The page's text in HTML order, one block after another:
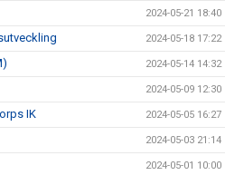
2024-05-21 18:40
2024-05-18 17:22
2024-05-14 14:32
2024-05-09 12:30
IK 2024-05-05 16:27
2024-05-03 21:14
2024-05-01 10:00